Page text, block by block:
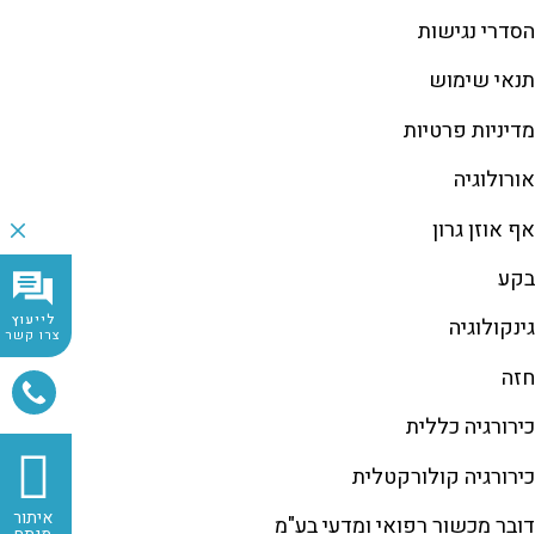
לייעוץ
צרו קשר
איתור
הסדרי נגישות
תנאי שימוש
מדיניות פרטיות
אורולוגיה
אף אוזן גרון
בקע
גינקולוגיה
חזה
כירורגיה כללית
כירורגיה קולורקטלית
דובר מכשור רפואי ומדעי בע"מ